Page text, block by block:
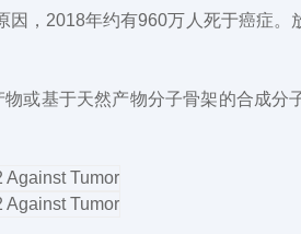
，2018年约有960万人死于癌症
或基于天然产物分子骨架的合成